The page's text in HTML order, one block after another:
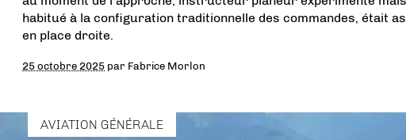
habitué à la configuration traditionnelle des commandes, était
en place droite.
25 octobre 2025 par Fabrice Morlon
AVIATION GÉNÉRALE